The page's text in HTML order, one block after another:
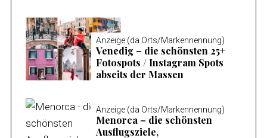
Anzeige (da Orts/Markennennung)
Venedig – die schönsten 25+
Fotospots / Instagram Spots
abseits der Massen
Anzeige (da Orts/Markennennung)
Menorca – die schönsten
Ausflugsziele,